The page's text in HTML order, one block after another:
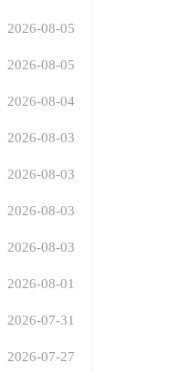
2026-08-05
2026-08-05
2026-08-04
2026-08-03
2026-08-03
2026-08-03
2026-08-03
2026-08-01
2026-07-31
2026-07-27